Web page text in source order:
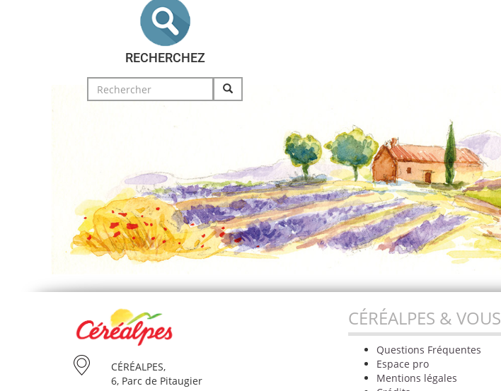
RECHERCHEZ
Search
for:
CÉRÉALPES,
6, Parc de Pitaugier
CÉRÉALPES & VOUS
Questions Fréquentes
Espace pro
Mentions légales